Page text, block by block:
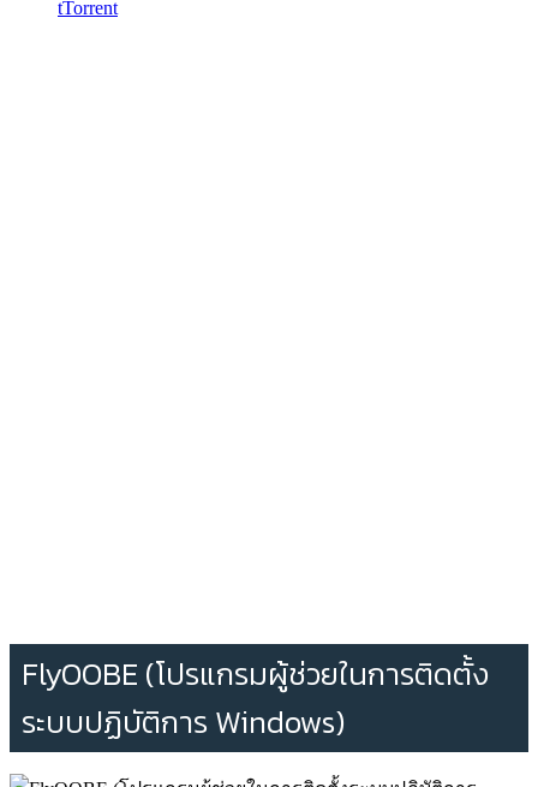
tTorrent
FlyOOBE (โปรแกรมผู้ช่วยในการติดตั้ง
ระบบปฏิบัติการ Windows)